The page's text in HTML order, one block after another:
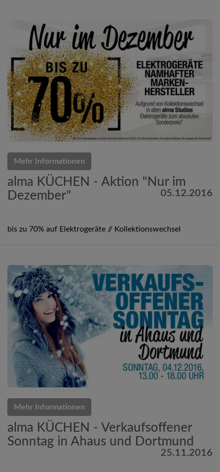
Mehr Informationen
alma KÜCHEN - Aktion "Nur im
Dezember"
05.12.2016
bis zu 70% auf Elektrogeräte // Kollektionswechsel
Mehr Informationen
alma KÜCHEN - Verkaufsoffener
Sonntag in Ahaus und Dortmund
25.11.2016